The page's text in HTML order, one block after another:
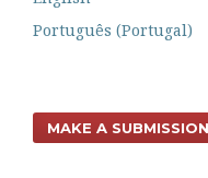
Português (Portugal)
MAKE A SUBMISSION